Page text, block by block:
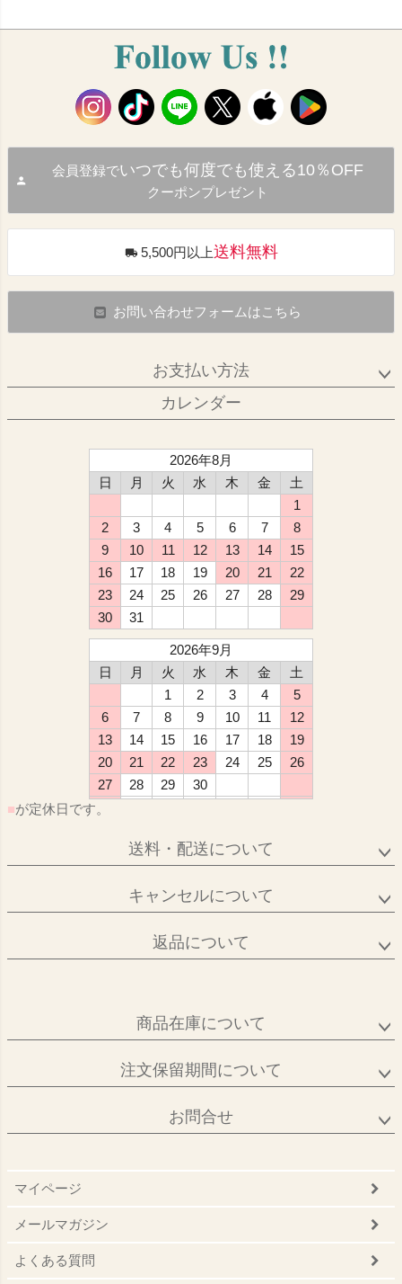
会員登録でいつでも何度でも使える10％OFF
クーポンプレゼント
5,500円以上送料無料
お問い合わせフォームはこちら
お支払い方法
カレンダー
2026年8月
日
月 火 水 木 金
土
1
2
3 4 5 6 7
8
9
10 11 12 13 14
15
16
17 18 19 20 21
22
23
24 25 26 27 28
29
30
31
2026年9月
日
月 火 水 木 金
土
1
2 3 4
5
6
7 8 9 10 11
12
13
14 15 16 17 18
19
20
21 22 23 24 25
26
27
28 29
30
■が定休日です。
送料・配送について
キャンセルについて
返品について
商品在庫について
注文保留期間について
お問合せ
マイページ
メールマガジン
よくある質問